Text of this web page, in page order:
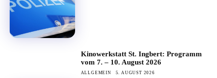
Kinowerkstatt St. Ingbert: Programm
vom 7. – 10. August 2026
ALLGEMEIN 5. AUGUST 2026